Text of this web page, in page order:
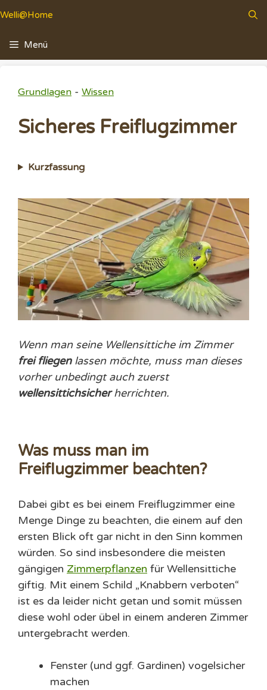
Inhalt
springen
Welli@Home
Menü
Grundlagen - Wissen
Sicheres Freiflugzimmer
Kurzfassung
Wenn man seine Wellensittiche im Zimmer
frei fliegenlassen möchte, muss man dieses
vorher unbedingt auch zuerst
wellensittichsicherherrichten.
Was muss man im
Freiflugzimmer beachten?
Dabei gibt es bei einem Freiflugzimmer eine
Menge Dinge zu beachten, die einem auf den
ersten Blick oft gar nicht in den Sinn kommen
würden. So sind insbesondere die meisten
gängigen Zimmerpflanzen für Wellensittiche
giftig. Mit einem Schild „Knabbern verboten“
ist es da leider nicht getan und somit müssen
diese wohl oder übel in einem anderen Zimmer
untergebracht werden.
Fenster (und ggf. Gardinen) vogelsicher
machen